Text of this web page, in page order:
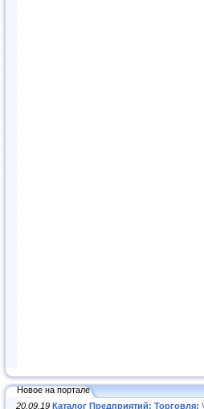
Новое на портале
20.09.19 Каталог Предприятий: Торговля: